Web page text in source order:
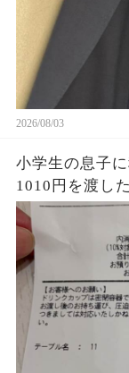
2026/08/03
小学生の息子
1010円を渡し
よ」息子が395
私は思わず「